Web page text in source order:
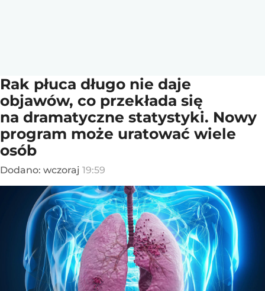
Rak płuca długo nie daje
objawów, co przekłada się
na dramatyczne statystyki. Nowy
program może uratować wiele
osób
Dodano: wczoraj 19:59